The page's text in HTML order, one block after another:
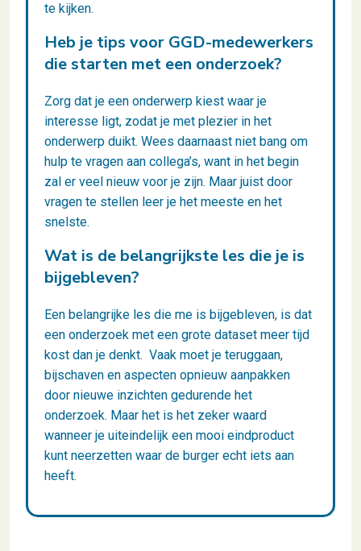
te kijken.
Heb je tips voor GGD-medewerkers
die starten met een onderzoek?
Zorg dat je een onderwerp kiest waar je
interesse ligt, zodat je met plezier in het
onderwerp duikt. Wees daarnaast niet bang om
hulp te vragen aan collega’s, want in het begin
zal er veel nieuw voor je zijn. Maar juist door
vragen te stellen leer je het meeste en het
snelste.
Wat is de belangrijkste les die je is
bijgebleven?
Een belangrijke les die me is bijgebleven, is dat
een onderzoek met een grote dataset meer tijd
kost dan je denkt. Vaak moet je teruggaan,
bijschaven en aspecten opnieuw aanpakken
door nieuwe inzichten gedurende het
onderzoek. Maar het is het zeker waard
wanneer je uiteindelijk een mooi eindproduct
kunt neerzetten waar de burger echt iets aan
heeft.